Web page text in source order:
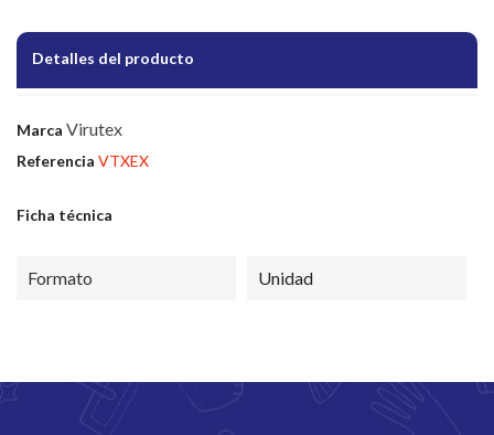
Detalles del producto
Marca Virutex
Referencia VTXEX
Ficha técnica
Formato Unidad